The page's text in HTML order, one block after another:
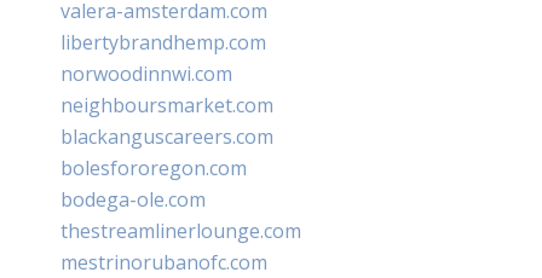
valera-amsterdam.com
libertybrandhemp.com
norwoodinnwi.com
neighboursmarket.com
blackanguscareers.com
bolesfororegon.com
bodega-ole.com
thestreamlinerlounge.com
mestrinorubanofc.com